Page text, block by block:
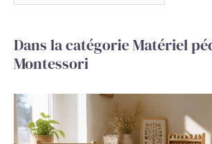
Dans la catégorie Matériel
Montessori